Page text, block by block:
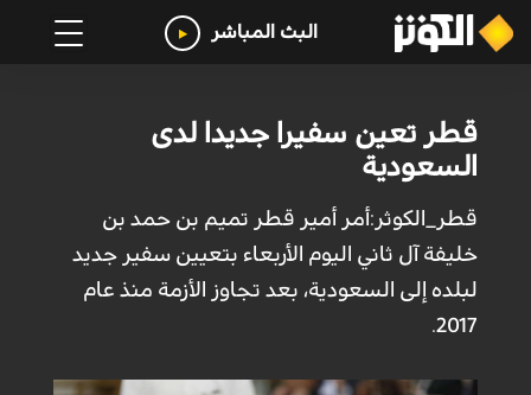
البث المباشر
قطر تعين سفيرا جديدا لدى
السعودية
قطر_الكوثر:أمر أمير قطر تميم بن حمد بن
خليفة آل ثاني اليوم الأربعاء بتعيين سفير جديد
لبلده إلى السعودية، بعد تجاوز الأزمة منذ عام
2017.